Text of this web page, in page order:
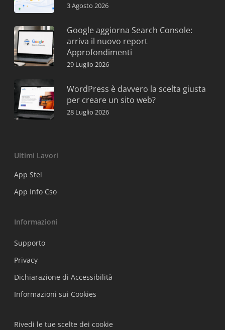
3 Agosto 2026
Google aggiorna Search Console:
arriva il nuovo report
Approfondimenti
29 Luglio 2026
WordPress è davvero la scelta giusta
per creare un sito web?
28 Luglio 2026
Ultimi Lavori
App Stel
App Info Cso
Informazioni
Supporto
Privacy
Dichiarazione di Accessibilità
Informazioni sui Cookies
Rivedi le tue scelte dei cookie